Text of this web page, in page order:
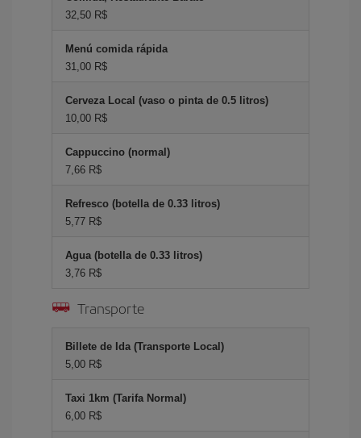
32,50 R$
Menú comida rápida
31,00 R$
Cerveza Local (vaso o pinta de 0.5 litros)
10,00 R$
Cappuccino (normal)
7,66 R$
Refresco (botella de 0.33 litros)
5,77 R$
Agua (botella de 0.33 litros)
3,76 R$
Transporte
Billete de Ida (Transporte Local)
5,00 R$
Taxi 1km (Tarifa Normal)
6,00 R$